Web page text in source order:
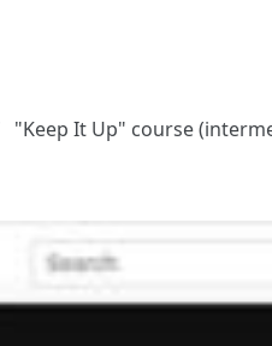
"Keep It Up" course